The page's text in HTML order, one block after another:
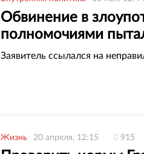
Обвинение в
полномочиями
казахстанец
Заявитель ссылался на
Жизнь 20 апреля, 12:15 915